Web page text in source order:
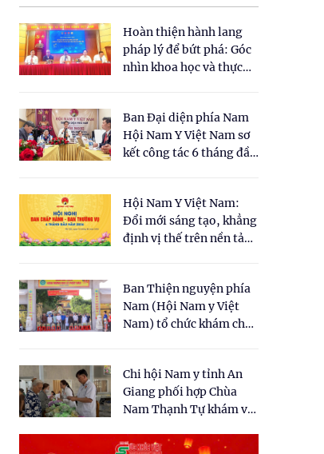
Hoàn thiện hành lang
pháp lý để bứt phá: Góc
nhìn khoa học và thực
cho Luật Y dược cổ
truyền Việt Nam"
Ban Đại diện phía Nam
Hội Nam Y Việt Nam sơ
kết công tác 6 tháng đầu
Hội Nam Y Việt Nam:
Đổi mới sáng tạo, khẳng
định vị thế trên nền tảng
Ban Thiện nguyện phía
Nam (Hội Nam y Việt
Nam) tổ chức khám chữa
dân tại xã Tân Tập
Chi hội Nam y tỉnh An
Giang phối hợp Chùa
Nam Thạnh Tự khám và
nhân dân